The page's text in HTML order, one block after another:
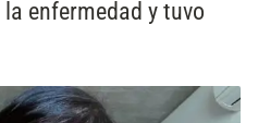
enfermedad y tuvo